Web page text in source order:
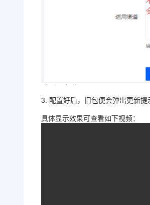
3. 配置好后，旧包便会弹出更新提
具体显示效果可查看如下视频：